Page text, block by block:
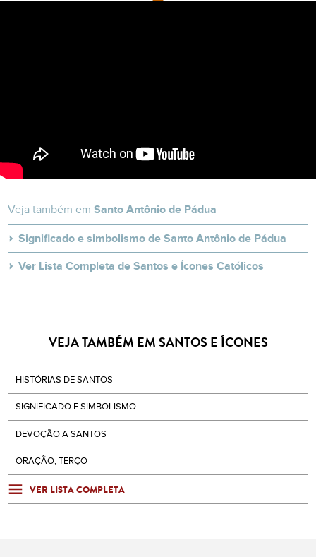
Veja também emSanto Antônio de Pádua
Significado e simbolismo de Santo Antônio de Pádua
Ver Lista Completa de Santos e Ícones Católicos
VEJA TAMBÉM EM SANTOS E ÍCONES
HISTÓRIAS DE SANTOS
SIGNIFICADO E SIMBOLISMO
DEVOÇÃO A SANTOS
ORAÇÃO, TERÇO
VER LISTA COMPLETA